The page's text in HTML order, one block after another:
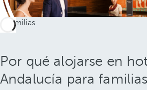
Por qué alojarse en
Andalucía para